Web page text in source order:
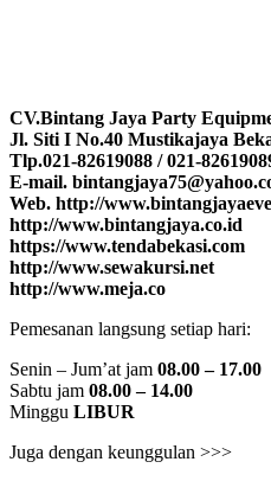
CV.Bintang Jaya Party
Jl. Siti I No.40 Mustikajaya
Tlp.021-82619088 / 021-
E-mail.
Web. http://
http://www.bintangjaya.co.id
https://www.tendabekasi.com
http://www.sewakursi.net
http://www.meja.co
Pemesanan langsung setiap hari:
Senin – Jum’at jam 08.00 – 17.00
Sabtu jam 08.00 – 14.00
Minggu LIBUR
Juga dengan keunggulan >>>